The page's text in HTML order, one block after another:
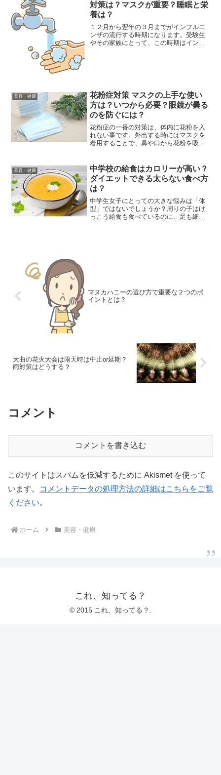
対策は？マスクが重要？睡眠と栄
養は？
１２月から翌年の３月までがインフルエ
ンザの流行する時期になります。受験生
やその家族にとって、この時期はインフ
美容・健康
花粉症対策 マスクの上手な使い
方は？いつから必要？眼鏡が曇る
のを防ぐには？
花粉症の一番の対策は、体内に花粉を入
れない事です。外出する時にはマスクを
着用することで、鼻や口から花粉を吸い
す。
美容・健康
中学校の給食はカロリーが高い？
ダイエットできる太らない食べ方
は？
中学生女子にとっての大きな悩みは「体
型」ではないでしょうか？周りの子はけ
っこう給食も食べているのに、足も細く
マヌカハニーの選び方で重要な２つのポ
イントとは？
大曲の花火大会は雨天時は中止or延期？
雨対策はどうする？
コメント
コメントを書き込む
このサイトはスパムを低減するために Akismet を使って
います。
コメントデータの処理方法の詳細はこちらをご覧
ください。
ホーム 美容・健康
これ、知ってる？
© 2015 これ、知ってる？.